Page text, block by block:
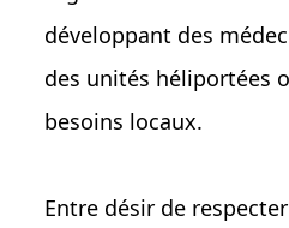
développant des
des unités héliportées
besoins locaux.
Entre désir de